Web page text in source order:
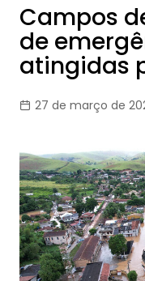
Campos
de
atingidas
27 de março de